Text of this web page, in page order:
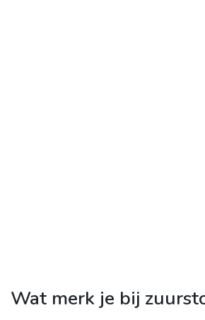
Wat merk je bij